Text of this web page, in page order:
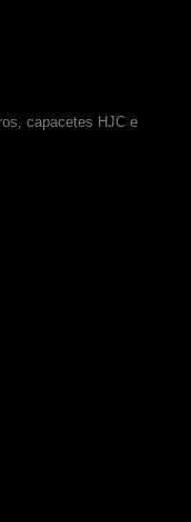
capacetes HJC e